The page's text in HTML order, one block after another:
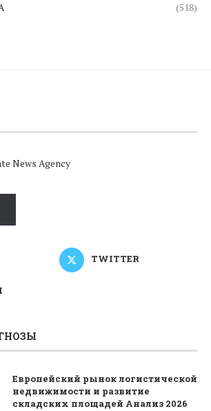
(518)
News Agency
TWITTER
Европейский рынок логистической
недвижимости и развитие
складских площадей Анализ 2026